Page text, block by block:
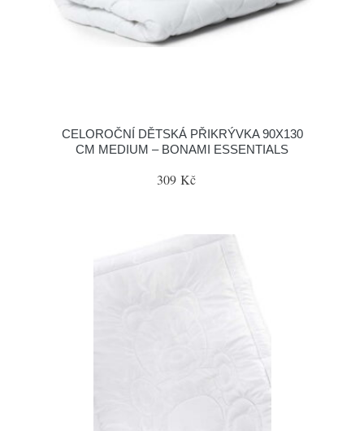
CELOROČNÍ DĚTSKÁ PŘIKRÝVKA 90X130
CM MEDIUM – BONAMI ESSENTIALS
309 Kč